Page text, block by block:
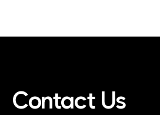
Contact Us